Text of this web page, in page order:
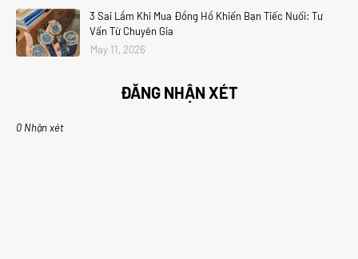
3 Sai Lầm Khi Mua Đồng Hồ Khiến Bạn Tiếc Nuối: Tư
Vấn Từ Chuyên Gia
May 11, 2026
ĐĂNG NHẬN XÉT
0 Nhận xét